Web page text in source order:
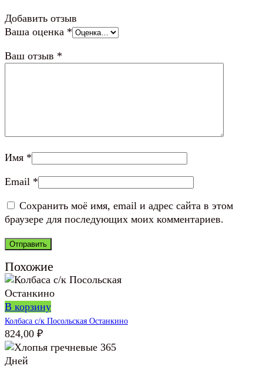
Добавить отзыв
Ваша оценка *
Ваш отзыв *
Имя *
Email *
Сохранить моё имя, email и адрес сайта в этом
браузере для последующих моих комментариев.
Похожие
В корзину
Колбаса с/к Посольская Останкино
824,00 ₽